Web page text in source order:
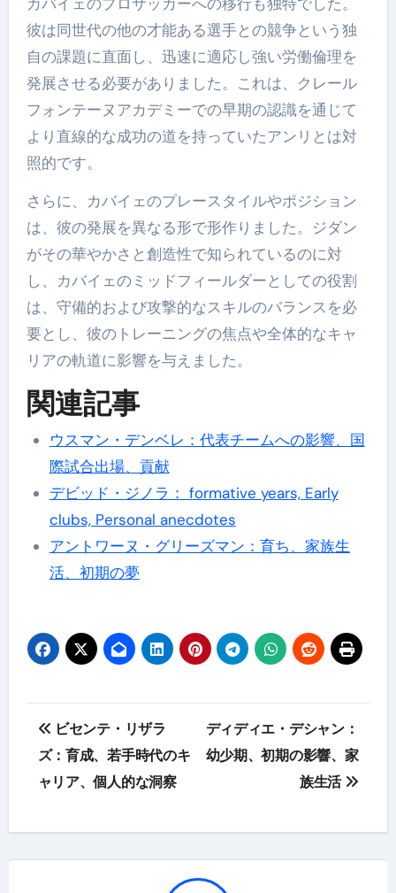
彼は同世代の他の才能ある選手との競争という独
自の課題に直面し、迅速に適応し強い労働倫理を
発展させる必要がありました。これは、クレール
フォンテーヌアカデミーでの早期の認識を通じて
より直線的な成功の道を持っていたアンリとは対
照的です。
さらに、カバイェのプレースタイルやポジション
は、彼の発展を異なる形で形作りました。ジダン
がその華やかさと創造性で知られているのに対
し、カバイェのミッドフィールダーとしての役割
は、守備的および攻撃的なスキルのバランスを必
要とし、彼のトレーニングの焦点や全体的なキャ
リアの軌道に影響を与えました。
関連記事
ウスマン・デンベレ：代表チームへの影響、国
際試合出場、貢献
デビッド・ジノラ： formative years, Early
clubs, Personal anecdotes
アントワーヌ・グリーズマン：育ち、家族生
活、初期の夢
Post
navigation
ビセンテ・リザラ
ズ：育成、若手時代のキ
ャリア、個人的な洞察
ディディエ・デシャン：
幼少期、初期の影響、家
族生活